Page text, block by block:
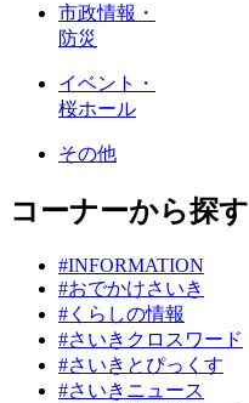
市政情報・
防災
イベント・
桜ホール
その他
コーナーから探す
#INFORMATION
#おでかけさいき
#くらしの情報
#さいきクロスワード
#さいきとぴっくす
#さいきニュース